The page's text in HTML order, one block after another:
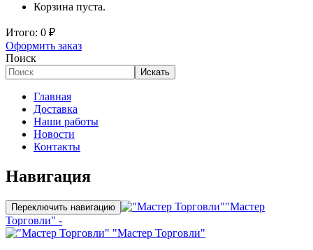
Корзина пуста.
Итого: 0 ₽
Оформить заказ
Поиск
Искать
Главная
Доставка
Наши работы
Новости
Контакты
Навигация
Переключить навигацию
"Мастер
Торговли" -
"Мастер Торговли"